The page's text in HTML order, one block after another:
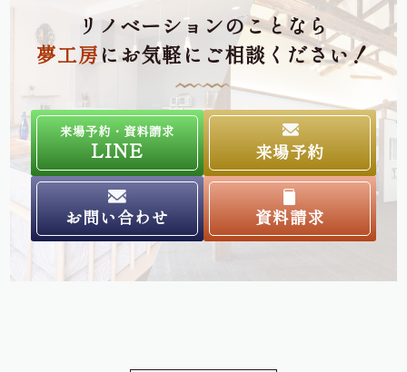
リノベーションのことなら
夢工房にお気軽にご相談ください！
来場予約・資料請求
LINE 来場予約
お問い合わせ 資料請求